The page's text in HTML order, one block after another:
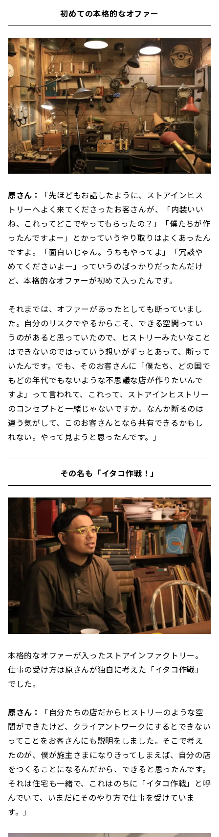
初めての本格的なオファー
原さん：
「先ほどもお話したように、ストアインヒス
トリーへよく来てくださったお客さんが、「内装いい
ね、これってどこでやってもらったの？」「僕たちが作
ったんですよー」とかっていうやり取りはよくあったん
ですよ。「面白いじゃん。うちもやってよ」「冗談や
めてくださいよー」っていうのばっかりだったんだけ
ど、本格的なオファーが初めて入ったんです。
それまでは、オファーがあったとしても断っていまし
た。自分のリスクでやるからこそ、できる空間ってい
うのがあると思っていたので、ヒストリーみたいなこと
はできないのではっていう想いがずっとあって、断って
いたんです。でも、そのお客さんに「僕たち、どの国で
もどの年代でもないような不思議な店が作りたいんで
すよ」って言われて、これって、ストアインヒストリー
のコンセプトと一緒じゃないですか。なんか断るのは
違う気がして、このお客さんとなら共有できるかもし
れない。やって見ようと思ったんです。」
その名も「イタコ作戦！」
本格的なオファーが入ったストアインファクトリー。
仕事の受け方は原さんが独自に考えた「イタコ作戦」
でした。
原さん：
「自分たちの店だからヒストリーのような空
間ができたけど、クライアントワークにするとできない
ってことをお客さんにも説明をしました。そこで考え
たのが、僕が施主さまになりきってしまえば、自分の店
をつくることになるんだから、できると思ったんです。
それは住宅も一緒で、これはのちに「イタコ作戦」と呼
んでいて、いまだにそのやり方で仕事を受けていま
す。」